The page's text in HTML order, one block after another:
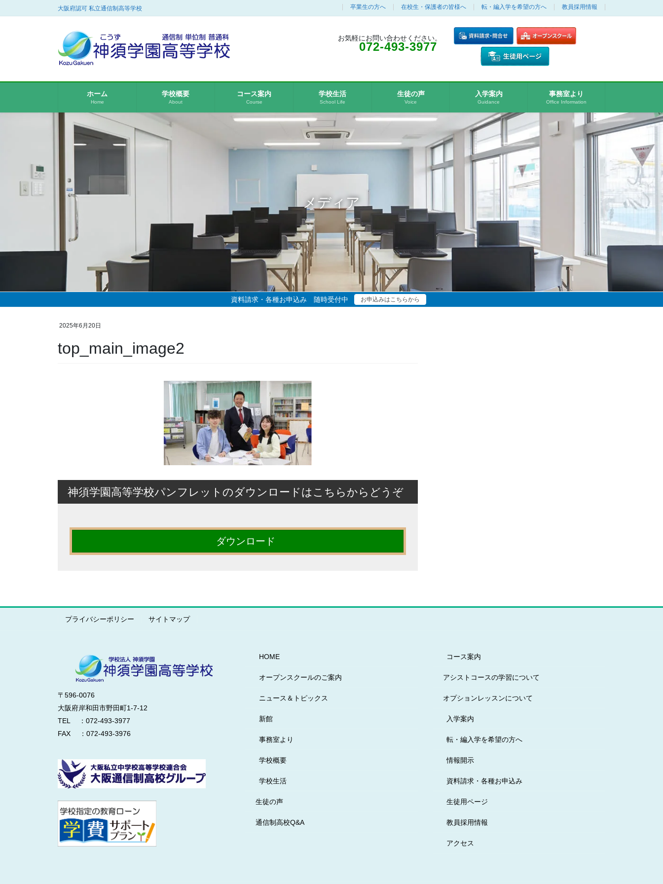
ン
ビ
動
大阪府認可 私立通信制高等学校 卒業生の方へ 在校生・保護者の皆様へ 転・編入学を希望の方へ 教員採用情報
お気軽にお問い合わせください。
072-493-3977
ホーム
Home
学校概要
About
コース案内
Course
学校生活
School Life
生徒の声
Voice
入学案内
Guidance
事務室より
Office Information
メディア
資料請求・各種お申込み 随時受付中 お申込みはこちらから
2025年6月20日
top_main_image2
神須学園高等学校パンフレットのダウンロードはこちらからどうぞ
ダウンロード
プライバシーポリシー サイトマップ
〒596-0076
大阪府岸和田市野田町1-7-12
TEL ：072-493-3977
FAX ：072-493-3976
HOME
オープンスクールのご案内
ニュース＆トピックス
新館
事務室より
学校概要
学校生活
生徒の声
通信制高校Q&A
コース案内
アシストコースの学習について
オプションレッスンについて
入学案内
転・編入学を希望の方へ
情報開示
資料請求・各種お申込み
生徒用ページ
教員採用情報
アクセス